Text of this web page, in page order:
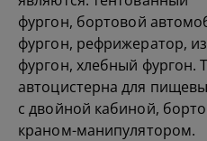
фургон, бортовой
фургон, рефрижератор,
фургон, хлебный фургон.
автоцистерна для
с двойной кабиной,
краном-манипулятором.